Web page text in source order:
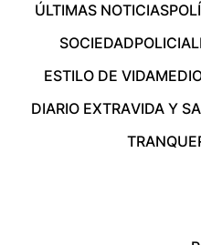
ÚLTIMAS NOTICIAS
SOCIEDAD
ESTILO DE VIDA
DIARIO EXTRAVIDA Y